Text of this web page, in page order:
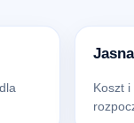
Koszt